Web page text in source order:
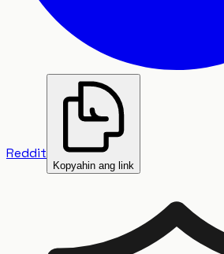
Reddit
Kopyahin ang link